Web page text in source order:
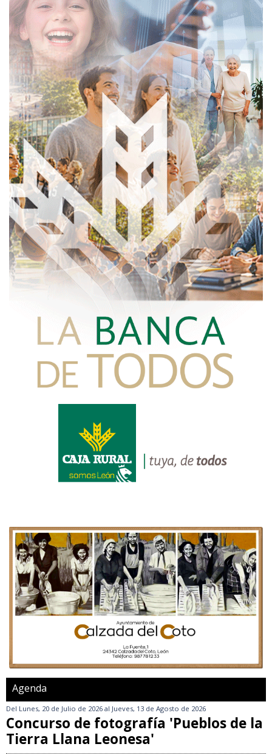
Agenda
Del Lunes, 20 de Julio de 2026 al Jueves, 13 de Agosto de 2026
Concurso de fotografía 'Pueblos de la
Tierra Llana Leonesa'